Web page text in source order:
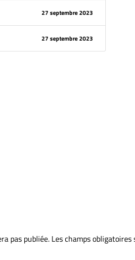
27 septembre 2023
27 septembre 2023
pas publiée. Les champs